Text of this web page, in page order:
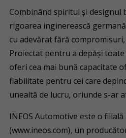
Combinând spiritul și designul
rigoarea inginerească
cu adevărat fără
Proiectat pentru a depăși toate
oferi cea mai bună capacitate
fiabilitate pentru cei care
unealtă de lucru, oriunde s-ar
INEOS Automotive este o filială
(www.ineos.com), un